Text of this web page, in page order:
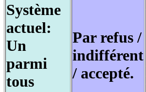
Système
actuel:
Un
parmi
tous
Par refus /
indifférent
/ accepté.